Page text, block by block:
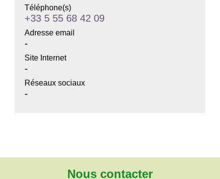
Téléphone(s)
+33 5 55 68 42 09
Adresse email
-
Site Internet
-
Réseaux sociaux
-
Nous contacter